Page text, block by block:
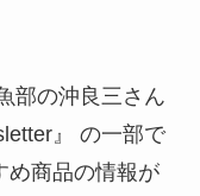
部の沖良三さん
』 の一部で
め商品の情報が